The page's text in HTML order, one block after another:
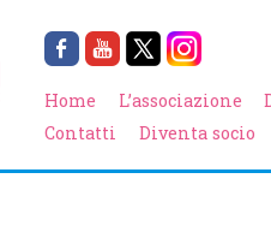
Home L’associazione
Contatti
Diventa socio